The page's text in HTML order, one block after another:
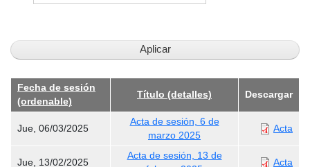
Fecha de sesión
(ordenable)
Título (detalles) Descargar
Jue, 06/03/2025
Acta de sesión, 6 de
marzo 2025
Acta
Jue, 13/02/2025
Acta de sesión, 13 de
Acta